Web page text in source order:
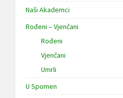
Naši Akademci
Rođeni – Vjenčani
Rođeni
Vjenčani
Umrli
U Spomen